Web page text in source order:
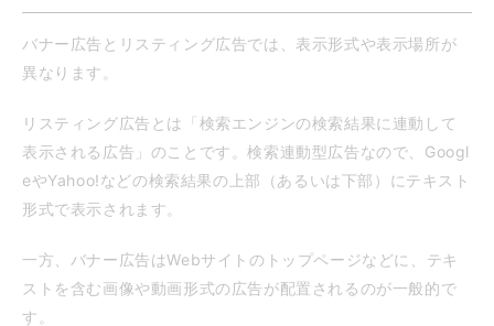
バナー広告とリスティング広告では、表示形式や表示場所が
異なります。
リスティング広告とは「検索エンジンの検索結果に連動して
表示される広告」のことです。検索連動型広告なので、Googl
eやYahoo!などの検索結果の上部（あるいは下部）にテキスト
形式で表示されます。
一方、バナー広告はWebサイトのトップページなどに、テキ
ストを含む画像や動画形式の広告が配置されるのが一般的で
す。